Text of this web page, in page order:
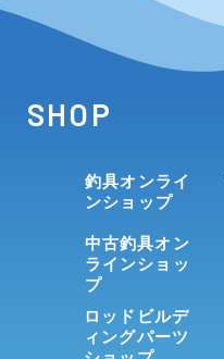
SHOP
釣具オンライ
ンショップ
中古釣具オン
ラインショッ
プ
ロッドビルデ
ィングパーツ